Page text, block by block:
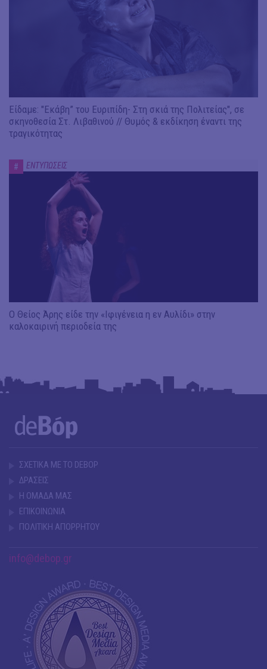
Είδαμε: "Εκάβη” του Ευριπίδη- Στη σκιά της Πολιτείας", σε
σκηνοθεσία Στ. Λιβαθινού // Θυμός & εκδίκηση έναντι της
τραγικότητας
# ΕΝΤΥΠΩΣΕΙΣ
Ο Θείος Άρης είδε την «Ιφιγένεια η εν Αυλίδι» στην
καλοκαιρινή περιοδεία της
ΣΧΕΤΙΚΑ ΜΕ ΤΟ DEBOP
ΔΡΑΣΕΙΣ
Η ΟΜΑΔΑ ΜΑΣ
ΕΠΙΚΟΙΝΩΝΙΑ
ΠΟΛΙΤΙΚΗ ΑΠΟΡΡΗΤΟΥ
info@debop.gr